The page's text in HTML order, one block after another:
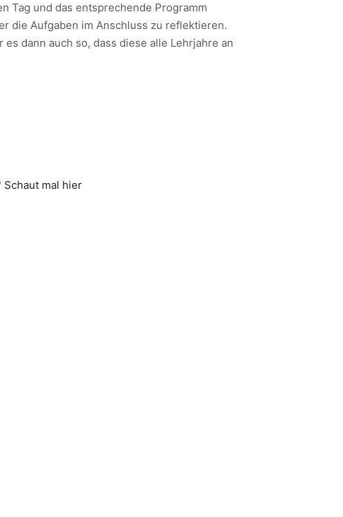
Tag und das entsprechende Programm
die Aufgaben im Anschluss zu reflektieren.
dann auch so, dass diese alle Lehrjahre an
Schaut mal hier